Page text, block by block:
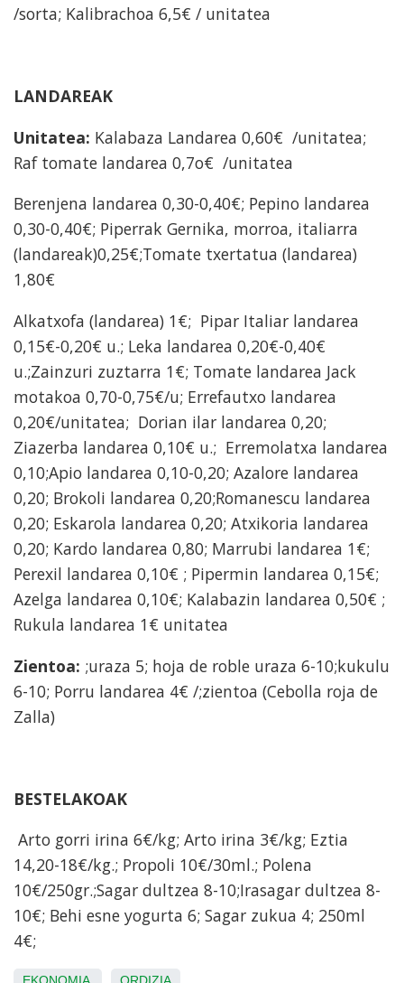
/sorta; Kalibrachoa 6,5€ / unitatea
LANDAREAK
Unitatea: Kalabaza Landarea 0,60€ /unitatea;
Raf tomate landarea 0,7o€ /unitatea
Berenjena landarea 0,30-0,40€; Pepino landarea
0,30-0,40€; Piperrak Gernika, morroa, italiarra
(landareak)0,25€;Tomate txertatua (landarea)
1,80€
Alkatxofa (landarea) 1€; Pipar Italiar landarea
0,15€-0,20€ u.; Leka landarea 0,20€-0,40€
u.;Zainzuri zuztarra 1€; Tomate landarea Jack
motakoa 0,70-0,75€/u; Errefautxo landarea
0,20€/unitatea; Dorian ilar landarea 0,20;
Ziazerba landarea 0,10€ u.; Erremolatxa landarea
0,10;Apio landarea 0,10-0,20; Azalore landarea
0,20; Brokoli landarea 0,20;Romanescu landarea
0,20; Eskarola landarea 0,20; Atxikoria landarea
0,20; Kardo landarea 0,80; Marrubi landarea 1€;
Perexil landarea 0,10€ ; Pipermin landarea 0,15€;
Azelga landarea 0,10€; Kalabazin landarea 0,50€ ;
Rukula landarea 1€ unitatea
Zientoa: ;uraza 5; hoja de roble uraza 6-10;kukulu
6-10; Porru landarea 4€ /;zientoa (Cebolla roja de
Zalla)
BESTELAKOAK
Arto gorri irina 6€/kg; Arto irina 3€/kg; Eztia
14,20-18€/kg.; Propoli 10€/30ml.; Polena
10€/250gr.;Sagar dultzea 8-10;Irasagar dultzea 8-
10€; Behi esne yogurta 6; Sagar zukua 4; 250ml
4€;